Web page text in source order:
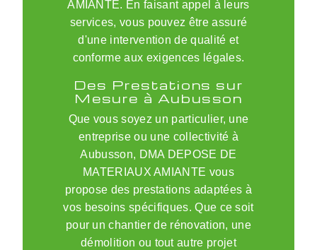
AMIANTE. En faisant appel à leurs
services, vous pouvez être assuré
d'une intervention de qualité et
conforme aux exigences légales.
Des Prestations sur
Mesure à Aubusson
Que vous soyez un particulier, une
entreprise ou une collectivité à
Aubusson, DMA DEPOSE DE
MATERIAUX AMIANTE vous
propose des prestations adaptées à
vos besoins spécifiques. Que ce soit
pour un chantier de rénovation, une
démolition ou tout autre projet